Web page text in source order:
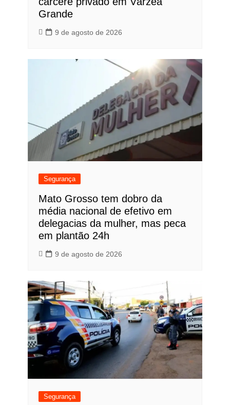
Grande
9 de agosto de 2026
Segurança
Mato Grosso tem dobro da
média nacional de efetivo em
delegacias da mulher, mas peca
em plantão 24h
9 de agosto de 2026
Segurança